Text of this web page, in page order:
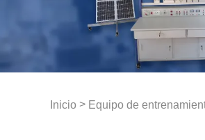
Inicio > Equipo de